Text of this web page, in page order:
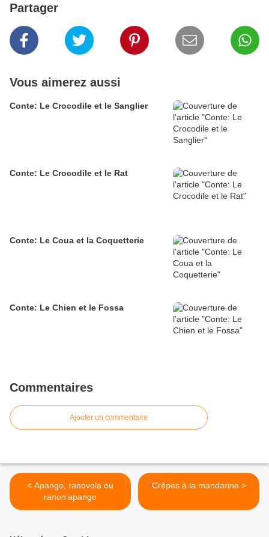
Partager
Vous aimerez aussi
Conte: Le Crocodile et le Sanglier
Conte: Le Crocodile et le Rat
Conte: Le Coua et la Coquetterie
Conte: Le Chien et le Fossa
Commentaires
Ajouter un commentaire
< Apango, ranovola ou
ranon’apango
Crêpes à la mandarine >